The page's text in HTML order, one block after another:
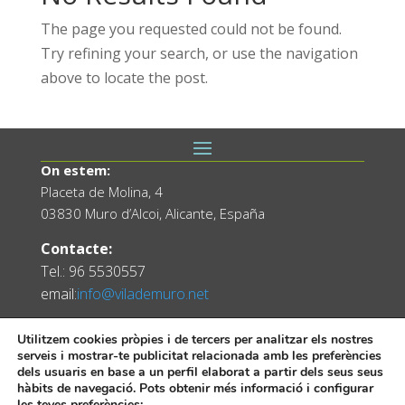
The page you requested could not be found.
Try refining your search, or use the navigation
above to locate the post.
On estem:
Placeta de Molina, 4
03830 Muro d’Alcoi, Alicante, España
Contacte:
Tel.: 96 5530557
email:info@vilademuro.net
Utilitzem cookies pròpies i de tercers per analitzar els nostres
serveis i mostrar-te publicitat relacionada amb les preferències
dels usuaris en base a un perfil elaborat a partir dels seus seus
hàbits de navegació. Pots obtenir més informació i configurar